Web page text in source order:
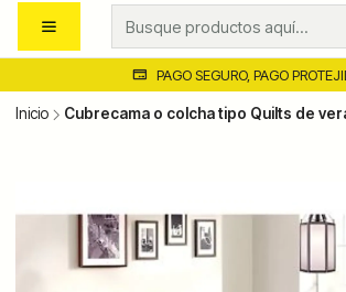
PAGO SEGURO, PAGO
Inicio Cubrecama o colcha tipo Quilts de